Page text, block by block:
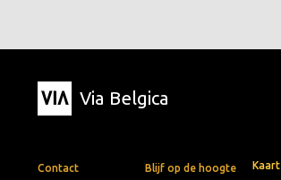
Via Belgica
Contact
Blijf op de hoogte
Kaart